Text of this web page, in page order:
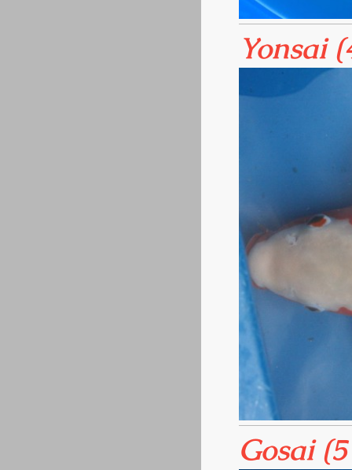
Yonsai
Gosai